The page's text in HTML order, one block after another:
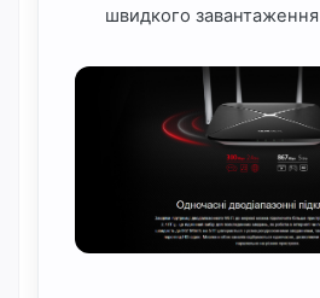
швидкого завантаження